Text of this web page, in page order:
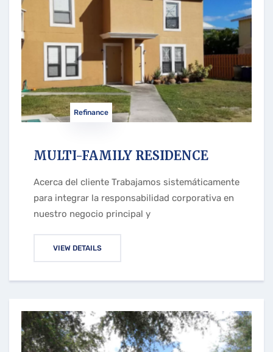
Refinance
MULTI-FAMILY RESIDENCE
Acerca del cliente Trabajamos sistemáticamente
para integrar la responsabilidad corporativa en
nuestro negocio principal y
VIEW DETAILS